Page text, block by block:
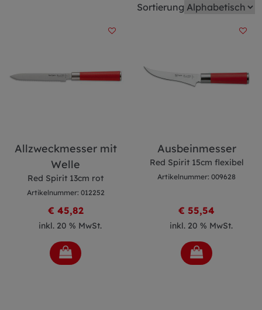
Sortierung
Allzweckmesser mit
Welle
Red Spirit 13cm rot
Artikelnummer: 012252
€ 45,82
inkl. 20 % MwSt.
Ausbeinmesser
Red Spirit 15cm flexibel
Artikelnummer: 009628
€ 55,54
inkl. 20 % MwSt.